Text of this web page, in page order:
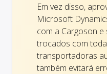
Em vez disso,
Microsoft
com a Cargoson
trocados com
transportadoras
também evitará